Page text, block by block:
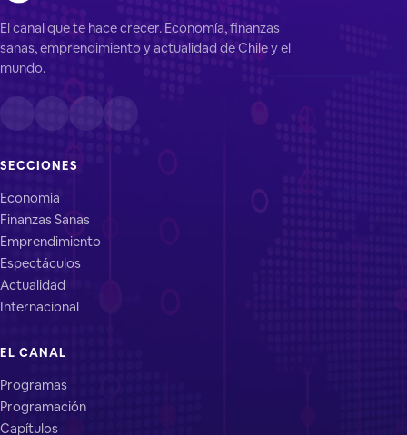
El canal que te hace crecer. Economía, finanzas
sanas, emprendimiento y actualidad de Chile y el
mundo.
SECCIONES
Economía
Finanzas Sanas
Emprendimiento
Espectáculos
Actualidad
Internacional
EL CANAL
Programas
Programación
Capítulos